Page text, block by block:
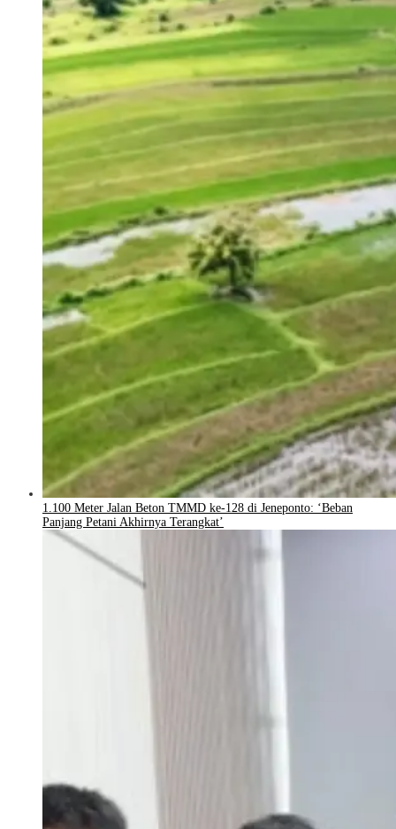
1.100 Meter Jalan Beton TMMD ke-128 di Jeneponto: ‘Beban
Panjang Petani Akhirnya Terangkat’